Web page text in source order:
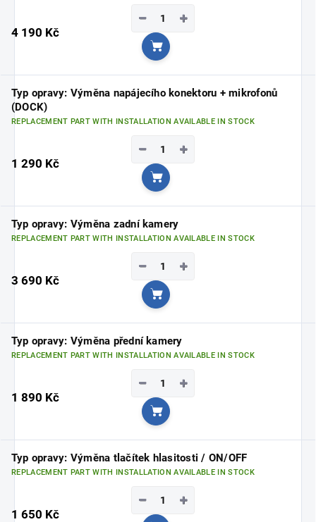
4 190 Kč
+
−
Add to cart
Typ opravy: Výměna napájecího konektoru + mikrofonů
(DOCK)
REPLACEMENT PART WITH INSTALLATION AVAILABLE IN STOCK
1 290 Kč
+
−
Add to cart
Typ opravy: Výměna zadní kamery
REPLACEMENT PART WITH INSTALLATION AVAILABLE IN STOCK
3 690 Kč
+
−
Add to cart
Typ opravy: Výměna přední kamery
REPLACEMENT PART WITH INSTALLATION AVAILABLE IN STOCK
1 890 Kč
+
−
Add to cart
Typ opravy: Výměna tlačítek hlasitosti / ON/OFF
REPLACEMENT PART WITH INSTALLATION AVAILABLE IN STOCK
1 650 Kč
+
−